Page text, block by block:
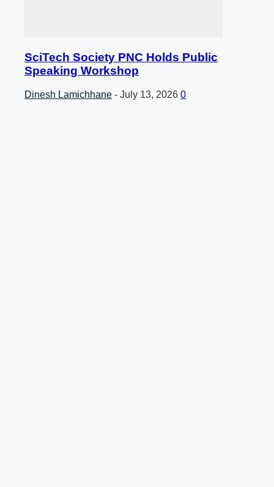
SciTech Society PNC Holds Public
Speaking Workshop
Dinesh Lamichhane - July 13, 2026 0